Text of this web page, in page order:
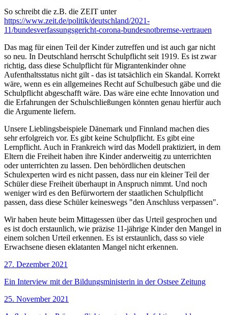
So schreibt die z.B. die ZEIT unter
https://www.zeit.de/politik/deutschland/2021-
11/bundesverfassungsgericht-corona-bundesnotbremse-vertrauen
Das mag für einen Teil der Kinder zutreffen und ist auch gar nicht
so neu. In Deutschland herrscht Schulpflicht seit 1919. Es ist zwar
richtig, dass diese Schulpflicht für Migrantenkinder ohne
Aufenthaltsstatus nicht gilt - das ist tatsächlich ein Skandal. Korrekt
wäre, wenn es ein allgemeines Recht auf Schulbesuch gäbe und die
Schulpflicht abgeschafft wäre. Das wäre eine echte Innovation und
die Erfahrungen der Schulschließungen könnten genau hierfür auch
die Argumente liefern.
Unsere Lieblingsbeispiele Dänemark und Finnland machen dies
sehr erfolgreich vor. Es gibt keine Schulpflicht. Es gibt eine
Lernpflicht. Auch in Frankreich wird das Modell praktiziert, in dem
Eltern die Freiheit haben ihre Kinder anderweitig zu unterrichten
oder unterrichten zu lassen. Den behördlichen deutschen
Schulexperten wird es nicht passen, dass nur ein kleiner Teil der
Schüler diese Freiheit überhaupt in Anspruch nimmt. Und noch
weniger wird es den Befürwortern der staatlichen Schulpflicht
passen, dass diese Schüler keineswegs "den Anschluss verpassen".
Wir haben heute beim Mittagessen über das Urteil gesprochen und
es ist doch erstaunlich, wie präzise 11-jährige Kinder den Mangel in
einem solchen Urteil erkennen. Es ist erstaunlich, dass so viele
Erwachsene diesen eklatanten Mangel nicht erkennen.
27. Dezember 2021
Ein Interview mit der Bildungsministerin in der Ostsee Zeitung
25. November 2021